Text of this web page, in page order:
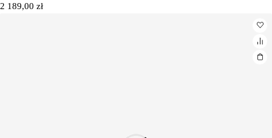
2 189,00 zł